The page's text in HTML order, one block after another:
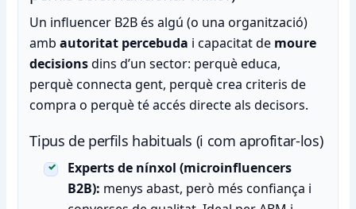
Un influencer B2B és algú (o una organització)
ambautoritat percebuda i capacitat de moure
decisionsdins d’un sector: perquè educa,
perquè connecta gent, perquè crea criteris de
compra o perquè té accés directe als decisors.
Tipus de perfils habituals (i com aprofitar-los)
Experts de nínxol (microinfluencers
B2B): menys abast, però més confiança i